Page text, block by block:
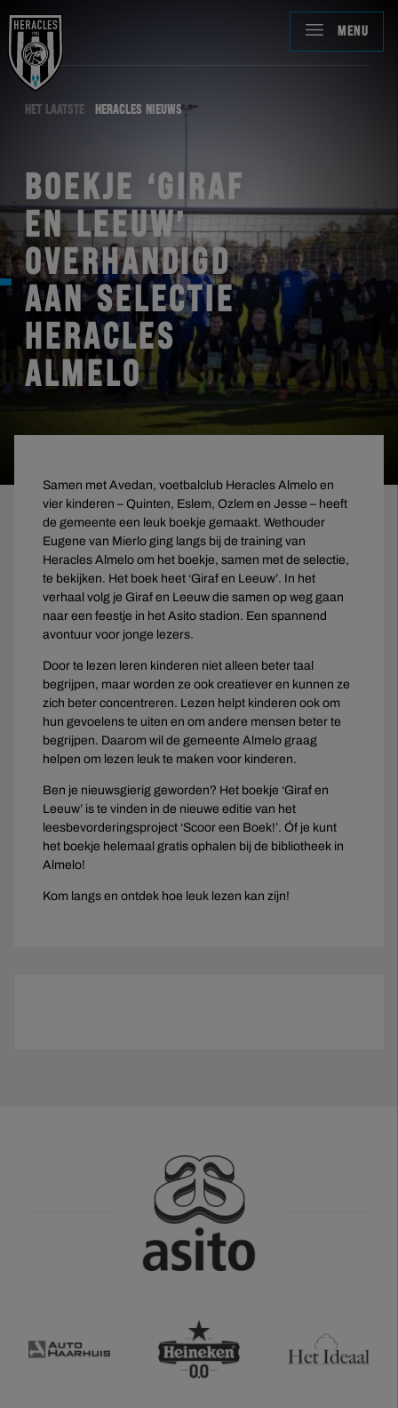
MENU
HET LAATSTE HERACLES NIEUWS
BOEKJE ‘GIRAF
EN LEEUW’
OVERHANDIGD
AAN SELECTIE
HERACLES
ALMELO
Samen met Avedan, voetbalclub Heracles Almelo en
vier kinderen – Quinten, Eslem, Ozlem en Jesse – heeft
de gemeente een leuk boekje gemaakt. Wethouder
Eugene van Mierlo ging langs bij de training van
Heracles Almelo om het boekje, samen met de selectie,
te bekijken. Het boek heet ‘Giraf en Leeuw’. In het
verhaal volg je Giraf en Leeuw die samen op weg gaan
naar een feestje in het Asito stadion. Een spannend
avontuur voor jonge lezers.
Door te lezen leren kinderen niet alleen beter taal
begrijpen, maar worden ze ook creatiever en kunnen ze
zich beter concentreren. Lezen helpt kinderen ook om
hun gevoelens te uiten en om andere mensen beter te
begrijpen. Daarom wil de gemeente Almelo graag
helpen om lezen leuk te maken voor kinderen.
Ben je nieuwsgierig geworden? Het boekje ‘Giraf en
Leeuw’ is te vinden in de nieuwe editie van het
leesbevorderingsproject ‘Scoor een Boek!’. Óf je kunt
het boekje helemaal gratis ophalen bij de bibliotheek in
Almelo!
Kom langs en ontdek hoe leuk lezen kan zijn!